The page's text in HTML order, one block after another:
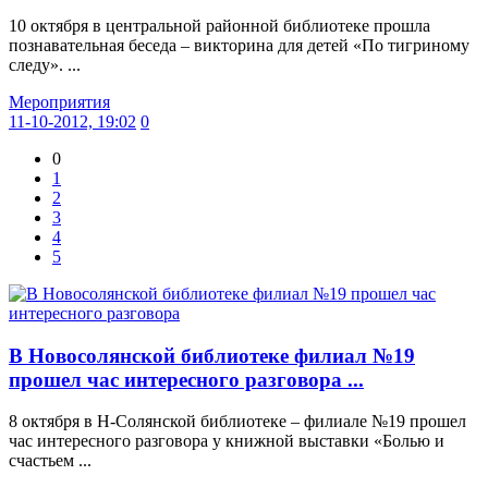
10 октября в центральной районной библиотеке прошла
познавательная беседа – викторина для детей «По тигриному
следу». ...
Мероприятия
11-10-2012, 19:02 0
0
1
2
3
4
5
В Новосолянской библиотеке филиал №19
прошел час интересного разговора ...
8 октября в Н-Солянской библиотеке – филиале №19 прошел
час интересного разговора у книжной выставки «Болью и
счастьем ...